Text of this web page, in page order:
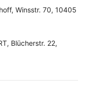
Winsstr. 70, 10405
Blücherstr. 22,